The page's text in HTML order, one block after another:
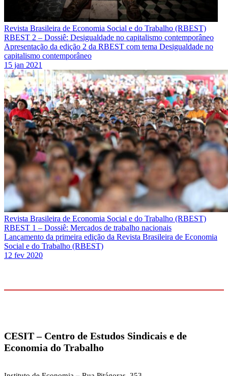
Revista Brasileira de Economia Social e do Trabalho (RBEST)
RBEST 2 – Dossiê: Desigualdade no capitalismo contemporâneo
Apresentação da edição 2 da RBEST com tema Desigualdade no
capitalismo contemporâneo
15 jan 2021
Revista Brasileira de Economia Social e do Trabalho (RBEST)
RBEST 1 – Dossiê: Mercados de trabalho nacionais
Lançamento da primeira edição da Revista Brasileira de Economia
Social e do Trabalho (RBEST)
12 fev 2020
CESIT – Centro de Estudos Sindicais e de
Economia do Trabalho